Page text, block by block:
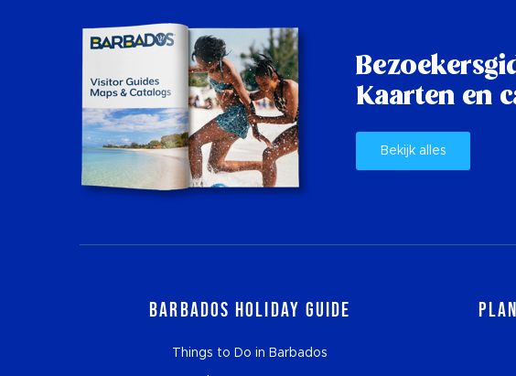
Kaarten en
Bekijk alles
Barbados Holiday Guide
Things to Do in Barbados